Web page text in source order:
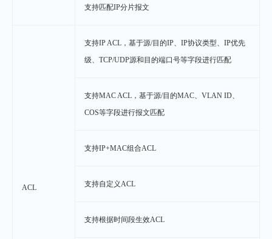
支持匹配IP分片报文
ACL
支持IP ACL，基于源/目的IP、IP协议类型、IP优先
级、TCP/UDP源和目的端口号等字段进行匹配
支持MAC ACL，基于源/目的MAC、VLAN ID、
COS等字段进行报文匹配
支持IP+MAC组合ACL
支持自定义ACL
支持根据时间段生效ACL